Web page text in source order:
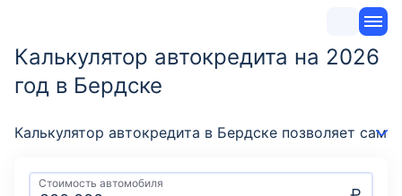
Калькулятор автокредита на 2026
год в Бердске
Калькулятор автокредита в Бердске позволяет
Стоимость автомобиля